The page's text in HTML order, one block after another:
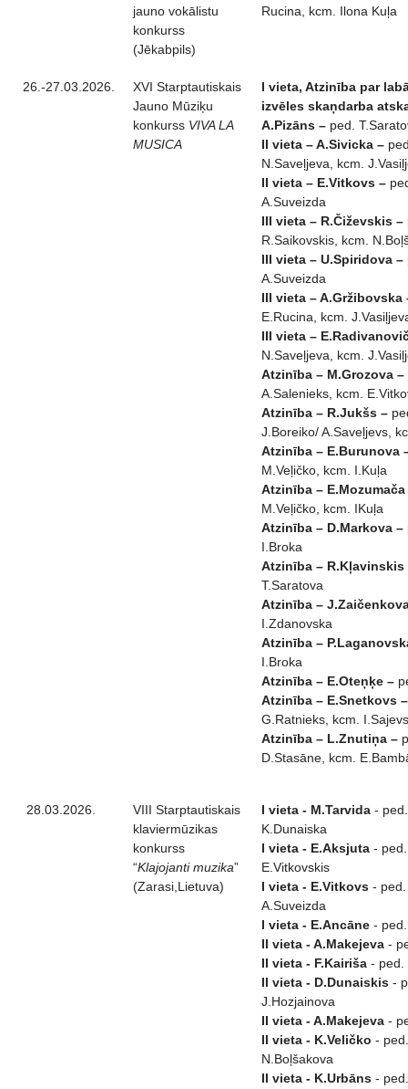
jauno vokālistu
konkurss
(Jēkabpils)
Rucina, kcm. Ilona Kuļa
26.-27.03.2026.
XVI Starptautiskais
Jauno Mūziķu
konkurss VIVA LA
MUSICA
I vieta, Atzinība par
izvēles skaņdarba
A.Pizāns – ped.
II vieta – A.Sivicka –
N.Saveļjeva, kcm.
II vieta – E.Vitkovs –
A.Suveizda
III vieta – R.Čiževskis –
R.Saikovskis, kcm.
III vieta – U.Spiridova –
A.Suveizda
III vieta – A.Gržibovska
E.Rucina, kcm.
III vieta –
N.Saveļjeva, kcm.
Atzinība – M.Grozova –
A.Salenieks, kcm.
Atzinība – R.Jukšs –
J.Boreiko/ A.Saveļjevs,
Atzinība – E.Burunova
M.Veļičko, kcm. I.Kuļa
Atzinība –
M.Veļičko, kcm. IKuļa
Atzinība – D.Markova –
I.Broka
Atzinība –
T.Saratova
Atzinība –
I.Zdanovska
Atzinība –
I.Broka
Atzinība – E.Oteņķe –
Atzinība – E.Snetkovs
G.Ratnieks, kcm.
Atzinība – L.Znutiņa –
D.Stasāne, kcm.
28.03.2026.
VIII Starptautiskais
klaviermūzikas
konkurss
“Klajojanti muzika”
(Zarasi,Lietuva)
I vieta - M.Tarvida - ped.
K.Dunaiska
I vieta - E.Aksjuta - ped.
E.Vitkovskis
I vieta - E.Vitkovs - ped.
A.Suveizda
I vieta - E.Ancāne -
II vieta - A.Makejeva -
II vieta - F.Kairiša - ped.
II vieta - D.Dunaiskis -
J.Hozjainova
II vieta - A.Makejeva -
II vieta - K.Veličko - ped.
N.Boļšakova
II vieta - K.Urbāns -